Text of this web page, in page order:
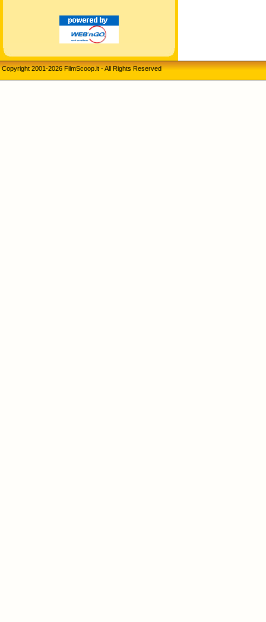
Copyright 2001-2026 FilmScoop.it - All Rights Reserved